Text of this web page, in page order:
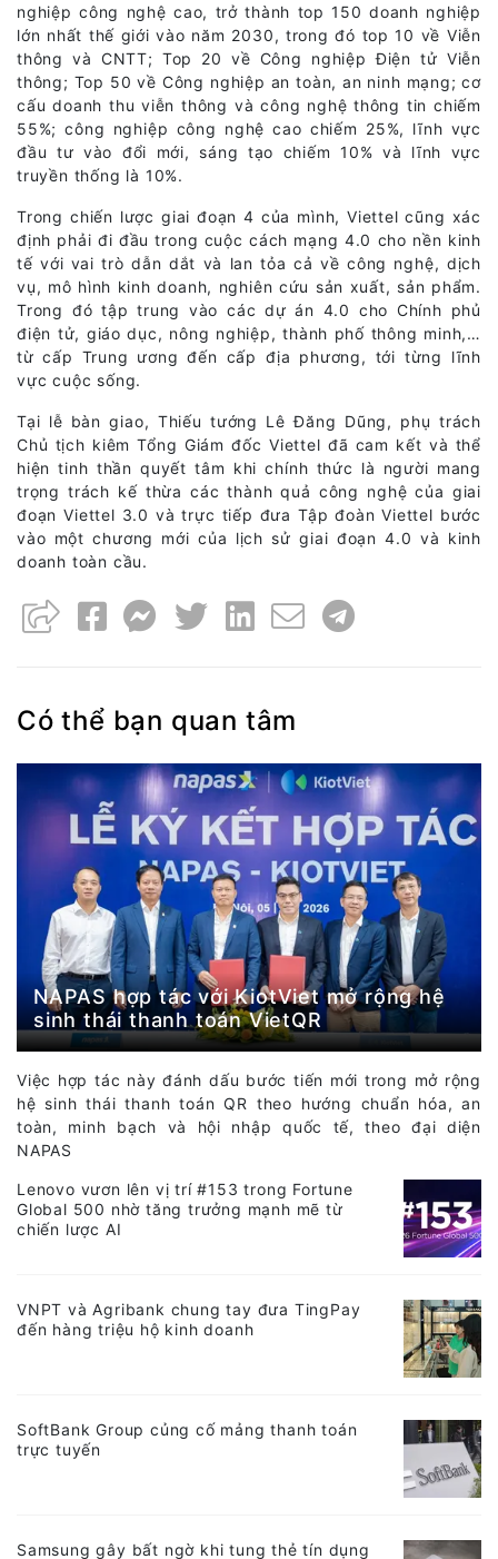
nghiệp công nghệ cao, trở thành top 150 doanh nghiệp
lớn nhất thế giới vào năm 2030, trong đó top 10 về Viễn
thông và CNTT; Top 20 về Công nghiệp Điện tử Viễn
thông; Top 50 về Công nghiệp an toàn, an ninh mạng; cơ
cấu doanh thu viễn thông và công nghệ thông tin chiếm
55%; công nghiệp công nghệ cao chiếm 25%, lĩnh vực
đầu tư vào đổi mới, sáng tạo chiếm 10% và lĩnh vực
truyền thống là 10%.
Trong chiến lược giai đoạn 4 của mình, Viettel cũng xác
định phải đi đầu trong cuộc cách mạng 4.0 cho nền kinh
tế với vai trò dẫn dắt và lan tỏa cả về công nghệ, dịch
vụ, mô hình kinh doanh, nghiên cứu sản xuất, sản phẩm.
Trong đó tập trung vào các dự án 4.0 cho Chính phủ
điện tử, giáo dục, nông nghiệp, thành phố thông minh,…
từ cấp Trung ương đến cấp địa phương, tới từng lĩnh
vực cuộc sống.
Tại lễ bàn giao, Thiếu tướng Lê Đăng Dũng, phụ trách
Chủ tịch kiêm Tổng Giám đốc Viettel đã cam kết và thể
hiện tinh thần quyết tâm khi chính thức là người mang
trọng trách kế thừa các thành quả công nghệ của giai
đoạn Viettel 3.0 và trực tiếp đưa Tập đoàn Viettel bước
vào một chương mới của lịch sử giai đoạn 4.0 và kinh
doanh toàn cầu.
Có thể bạn quan tâm
NAPAS hợp tác với KiotViet mở rộng hệ
sinh thái thanh toán VietQR
Việc hợp tác này đánh dấu bước tiến mới trong mở rộng
hệ sinh thái thanh toán QR theo hướng chuẩn hóa, an
toàn, minh bạch và hội nhập quốc tế, theo đại diện
NAPAS
Lenovo vươn lên vị trí #153 trong Fortune
Global 500 nhờ tăng trưởng mạnh mẽ từ
chiến lược AI
VNPT và Agribank chung tay đưa TingPay
đến hàng triệu hộ kinh doanh
SoftBank Group củng cố mảng thanh toán
trực tuyến
Samsung gây bất ngờ khi tung thẻ tín dụng